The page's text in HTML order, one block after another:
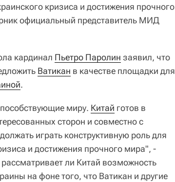
кризиса и достижения прочного
официальный представитель МИД
кардинал Пьетро Паролин заявил, что
Ватикан в качестве площадки для
.
миру. Китай готов в
сторон и совместно с
играть конструктивную роль для
и достижения прочного мира", -
ли Китай возможность
на фоне того, что Ватикан и другие